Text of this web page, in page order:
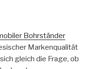
Bohrständer
Markenqualität
gleich die Frage, ob